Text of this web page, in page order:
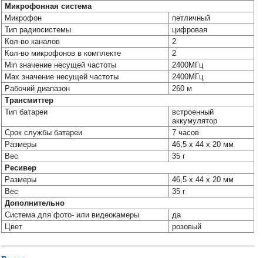
Микрофонная система
Микрофон
петличный
Тип радиосистемы
цифровая
Кол-во каналов
2
Кол-во микрофонов в комплекте
2
Min значение несущей частоты
2400МГц
Max значение несущей частоты
2400МГц
Рабочий диапазон
260 м
Трансмиттер
Тип батареи
встроенный
аккумулятор
Срок службы батареи
7 часов
Размеры
46,5 x 44 x 20 мм
Вес
35 г
Ресивер
Размеры
46,5 x 44 x 20 мм
Вес
35 г
Дополнительно
Система для фото- или видеокамеры
да
Цвет
розовый